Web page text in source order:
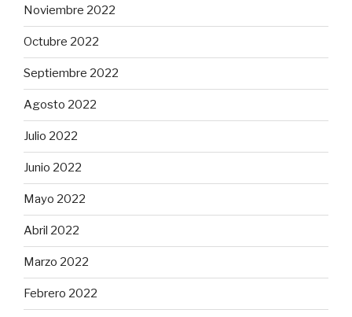
Noviembre 2022
Octubre 2022
Septiembre 2022
Agosto 2022
Julio 2022
Junio 2022
Mayo 2022
Abril 2022
Marzo 2022
Febrero 2022